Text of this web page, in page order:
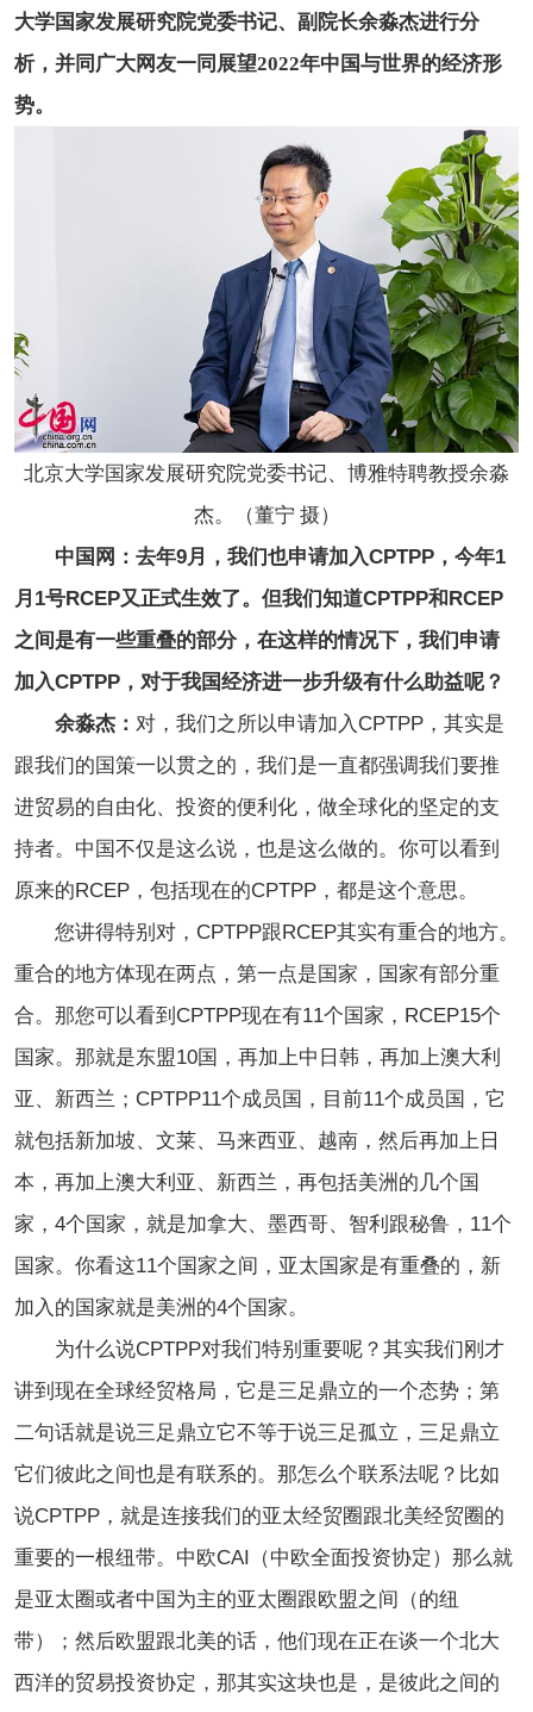
大学国家发展研究院党委书记、副院长余淼杰进行分
析，并同广大网友一同展望2022年中国与世界的经济形
势。
北京大学国家发展研究院党委书记、博雅特聘教授余淼
杰。（董宁 摄）
中国网：去年9月，我们也申请加入CPTPP，今年1
月1号RCEP又正式生效了。但我们知道CPTPP和RCEP
之间是有一些重叠的部分，在这样的情况下，我们申请
加入CPTPP，对于我国经济进一步升级有什么助益呢？
余淼杰： 对，我们之所以申请加入CPTPP，其实是
跟我们的国策一以贯之的，我们是一直都强调我们要推
进贸易的自由化、投资的便利化，做全球化的坚定的支
持者。中国不仅是这么说，也是这么做的。你可以看到
原来的RCEP，包括现在的CPTPP，都是这个意思。
您讲得特别对，CPTPP跟RCEP其实有重合的地方。
重合的地方体现在两点，第一点是国家，国家有部分重
合。那您可以看到CPTPP现在有11个国家，RCEP15个
国家。那就是东盟10国，再加上中日韩，再加上澳大利
亚、新西兰；CPTPP11个成员国，目前11个成员国，它
就包括新加坡、文莱、马来西亚、越南，然后再加上日
本，再加上澳大利亚、新西兰，再包括美洲的几个国
家，4个国家，就是加拿大、墨西哥、智利跟秘鲁，11个
国家。你看这11个国家之间，亚太国家是有重叠的，新
加入的国家就是美洲的4个国家。
为什么说CPTPP对我们特别重要呢？其实我们刚才
讲到现在全球经贸格局，它是三足鼎立的一个态势；第
二句话就是说三足鼎立它不等于说三足孤立，三足鼎立
它们彼此之间也是有联系的。那怎么个联系法呢？比如
说CPTPP，就是连接我们的亚太经贸圈跟北美经贸圈的
重要的一根纽带。中欧CAI（中欧全面投资协定）那么就
是亚太圈或者中国为主的亚太圈跟欧盟之间（的纽
带）；然后欧盟跟北美的话，他们现在正在谈一个北大
西洋的贸易投资协定，那其实这块也是，是彼此之间的